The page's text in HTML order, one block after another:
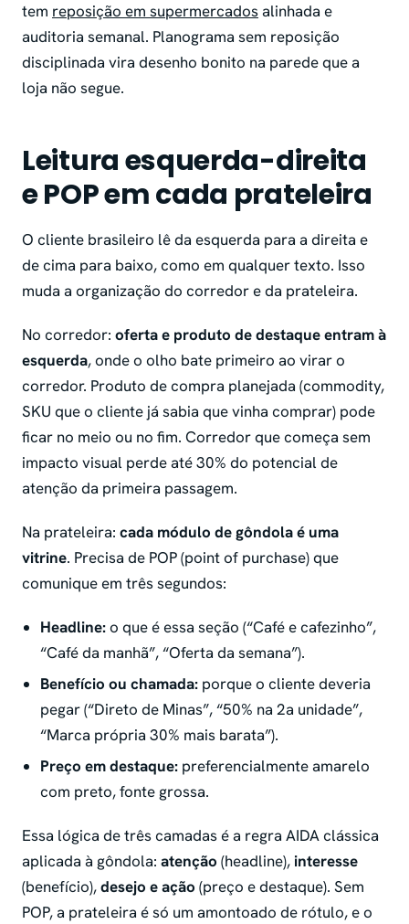
tem reposição em supermercadosalinhada e
auditoria semanal. Planograma sem reposição
disciplinada vira desenho bonito na parede que a
loja não segue.
Leitura esquerda-direita
e POP em cada prateleira
O cliente brasileiro lê da esquerda para a direita e
de cima para baixo, como em qualquer texto. Isso
muda a organização do corredor e da prateleira.
No corredor: oferta e produto de destaque entram à
esquerda, onde o olho bate primeiro ao virar o
corredor. Produto de compra planejada (commodity,
SKU que o cliente já sabia que vinha comprar) pode
ficar no meio ou no fim. Corredor que começa sem
impacto visual perde até 30% do potencial de
atenção da primeira passagem.
Na prateleira: cada módulo de gôndola é uma
vitrine. Precisa de POP (point of purchase) que
comunique em três segundos:
Headline:o que é essa seção (“Café e cafezinho”,
“Café da manhã”, “Oferta da semana”).
Benefício ou chamada: porque o cliente deveria
pegar (“Direto de Minas”, “50% na 2a unidade”,
“Marca própria 30% mais barata”).
Preço em destaque: preferencialmente amarelo
com preto, fonte grossa.
Essa lógica de três camadas é a regra AIDA clássica
aplicada à gôndola: atenção (headline), interesse
(benefício),desejo e ação (preço e destaque). Sem
POP, a prateleira é só um amontoado de rótulo, e o